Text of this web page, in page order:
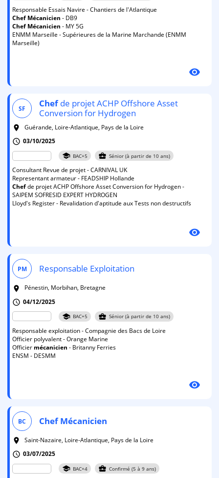
Responsable Essais Navire - Chantiers de l'Atlantique
Chef Mécanicien - DB9
Chef Mécanicien - MY 5G
ENMM Marseille - Supérieures de la Marine Marchande (ENMM
Marseille)
visibility
SF Chefde projet ACHP Offshore Asset
Conversion for Hydrogen
room
Guérande, Loire-Atlantique, Pays de la Loire
schedule 03/10/2025
school BAC+5 business_center Sénior (à partir de 10 ans)
Consultant Revue de projet - CARNIVAL UK
Representant armateur - FEADSHIP Hollande
Chefde projet ACHP Offshore Asset Conversion for Hydrogen -
SAIPEM SOFRESID EXPERT HYDROGEN
Lloyd's Register - Revalidation d'aptitude aux Tests non destructifs
visibility
PM Responsable Exploitation
room
Pénestin, Morbihan, Bretagne
schedule 04/12/2025
school BAC+5 business_center Sénior (à partir de 10 ans)
Responsable exploitation - Compagnie des Bacs de Loire
Officier polyvalent - Orange Marine
Officier mécanicien - Britanny Ferries
ENSM - DESMM
visibility
BC Chef Mécanicien
room
Saint-Nazaire, Loire-Atlantique, Pays de la Loire
schedule 03/07/2025
school BAC+4 business_center Confirmé (5 à 9 ans)